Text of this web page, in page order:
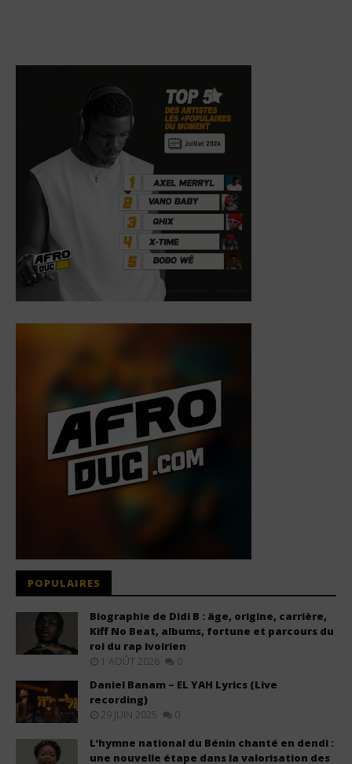
POPULAIRES
Biographie de Didi B : âge, origine, carrière,
Kiff No Beat, albums, fortune et parcours du
roi du rap ivoirien
1 AOÛT 2026 0
Daniel Banam – EL YAH Lyrics (Live
recording)
29 JUIN 2025 0
L’hymne national du Bénin chanté en dendi :
une nouvelle étape dans la valorisation des